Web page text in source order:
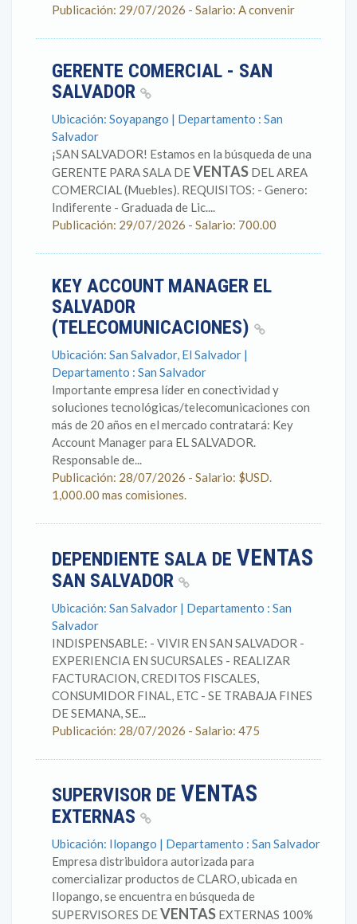
Publicación: 29/07/2026 - Salario: A convenir
GERENTE COMERCIAL - SAN
SALVADOR
Ubicación: Soyapango | Departamento : San
Salvador
¡SAN SALVADOR! Estamos en la búsqueda de una
GERENTE PARA SALA DEVENTAS DEL AREA
COMERCIAL (Muebles). REQUISITOS: - Genero:
Indiferente - Graduada de Lic....
Publicación: 29/07/2026 - Salario: 700.00
KEY ACCOUNT MANAGER EL
SALVADOR
(TELECOMUNICACIONES)
Ubicación: San Salvador, El Salvador |
Departamento : San Salvador
Importante empresa líder en conectividad y
soluciones tecnológicas/telecomunicaciones con
más de 20 años en el mercado contratará: Key
Account Manager para EL SALVADOR.
Responsable de...
Publicación: 28/07/2026 - Salario: $USD.
1,000.00 mas comisiones.
DEPENDIENTE SALA DE VENTAS
SAN SALVADOR
Ubicación: San Salvador | Departamento : San
Salvador
INDISPENSABLE: - VIVIR EN SAN SALVADOR -
EXPERIENCIA EN SUCURSALES - REALIZAR
FACTURACION, CREDITOS FISCALES,
CONSUMIDOR FINAL, ETC - SE TRABAJA FINES
DE SEMANA, SE...
Publicación: 28/07/2026 - Salario: 475
SUPERVISOR DE VENTAS
EXTERNAS
Ubicación: Ilopango | Departamento : San Salvador
Empresa distribuidora autorizada para
comercializar productos de CLARO, ubicada en
Ilopango, se encuentra en búsqueda de
SUPERVISORES DEVENTAS EXTERNAS 100%